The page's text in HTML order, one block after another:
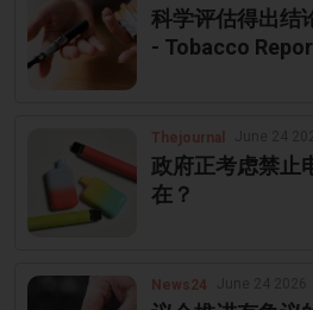
科学评估得出结
- Tobacco
Thejournal
政府正考虑禁止
在？
News24